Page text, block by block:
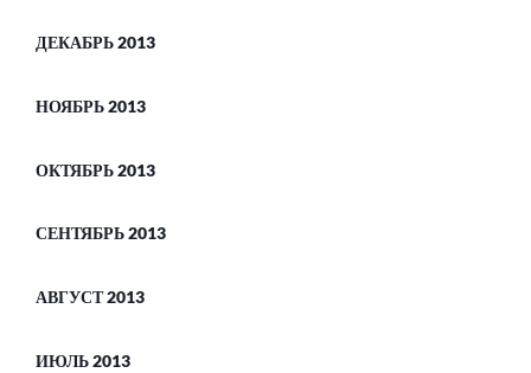
ДЕКАБРЬ 2013
НОЯБРЬ 2013
ОКТЯБРЬ 2013
СЕНТЯБРЬ 2013
АВГУСТ 2013
ИЮЛЬ 2013